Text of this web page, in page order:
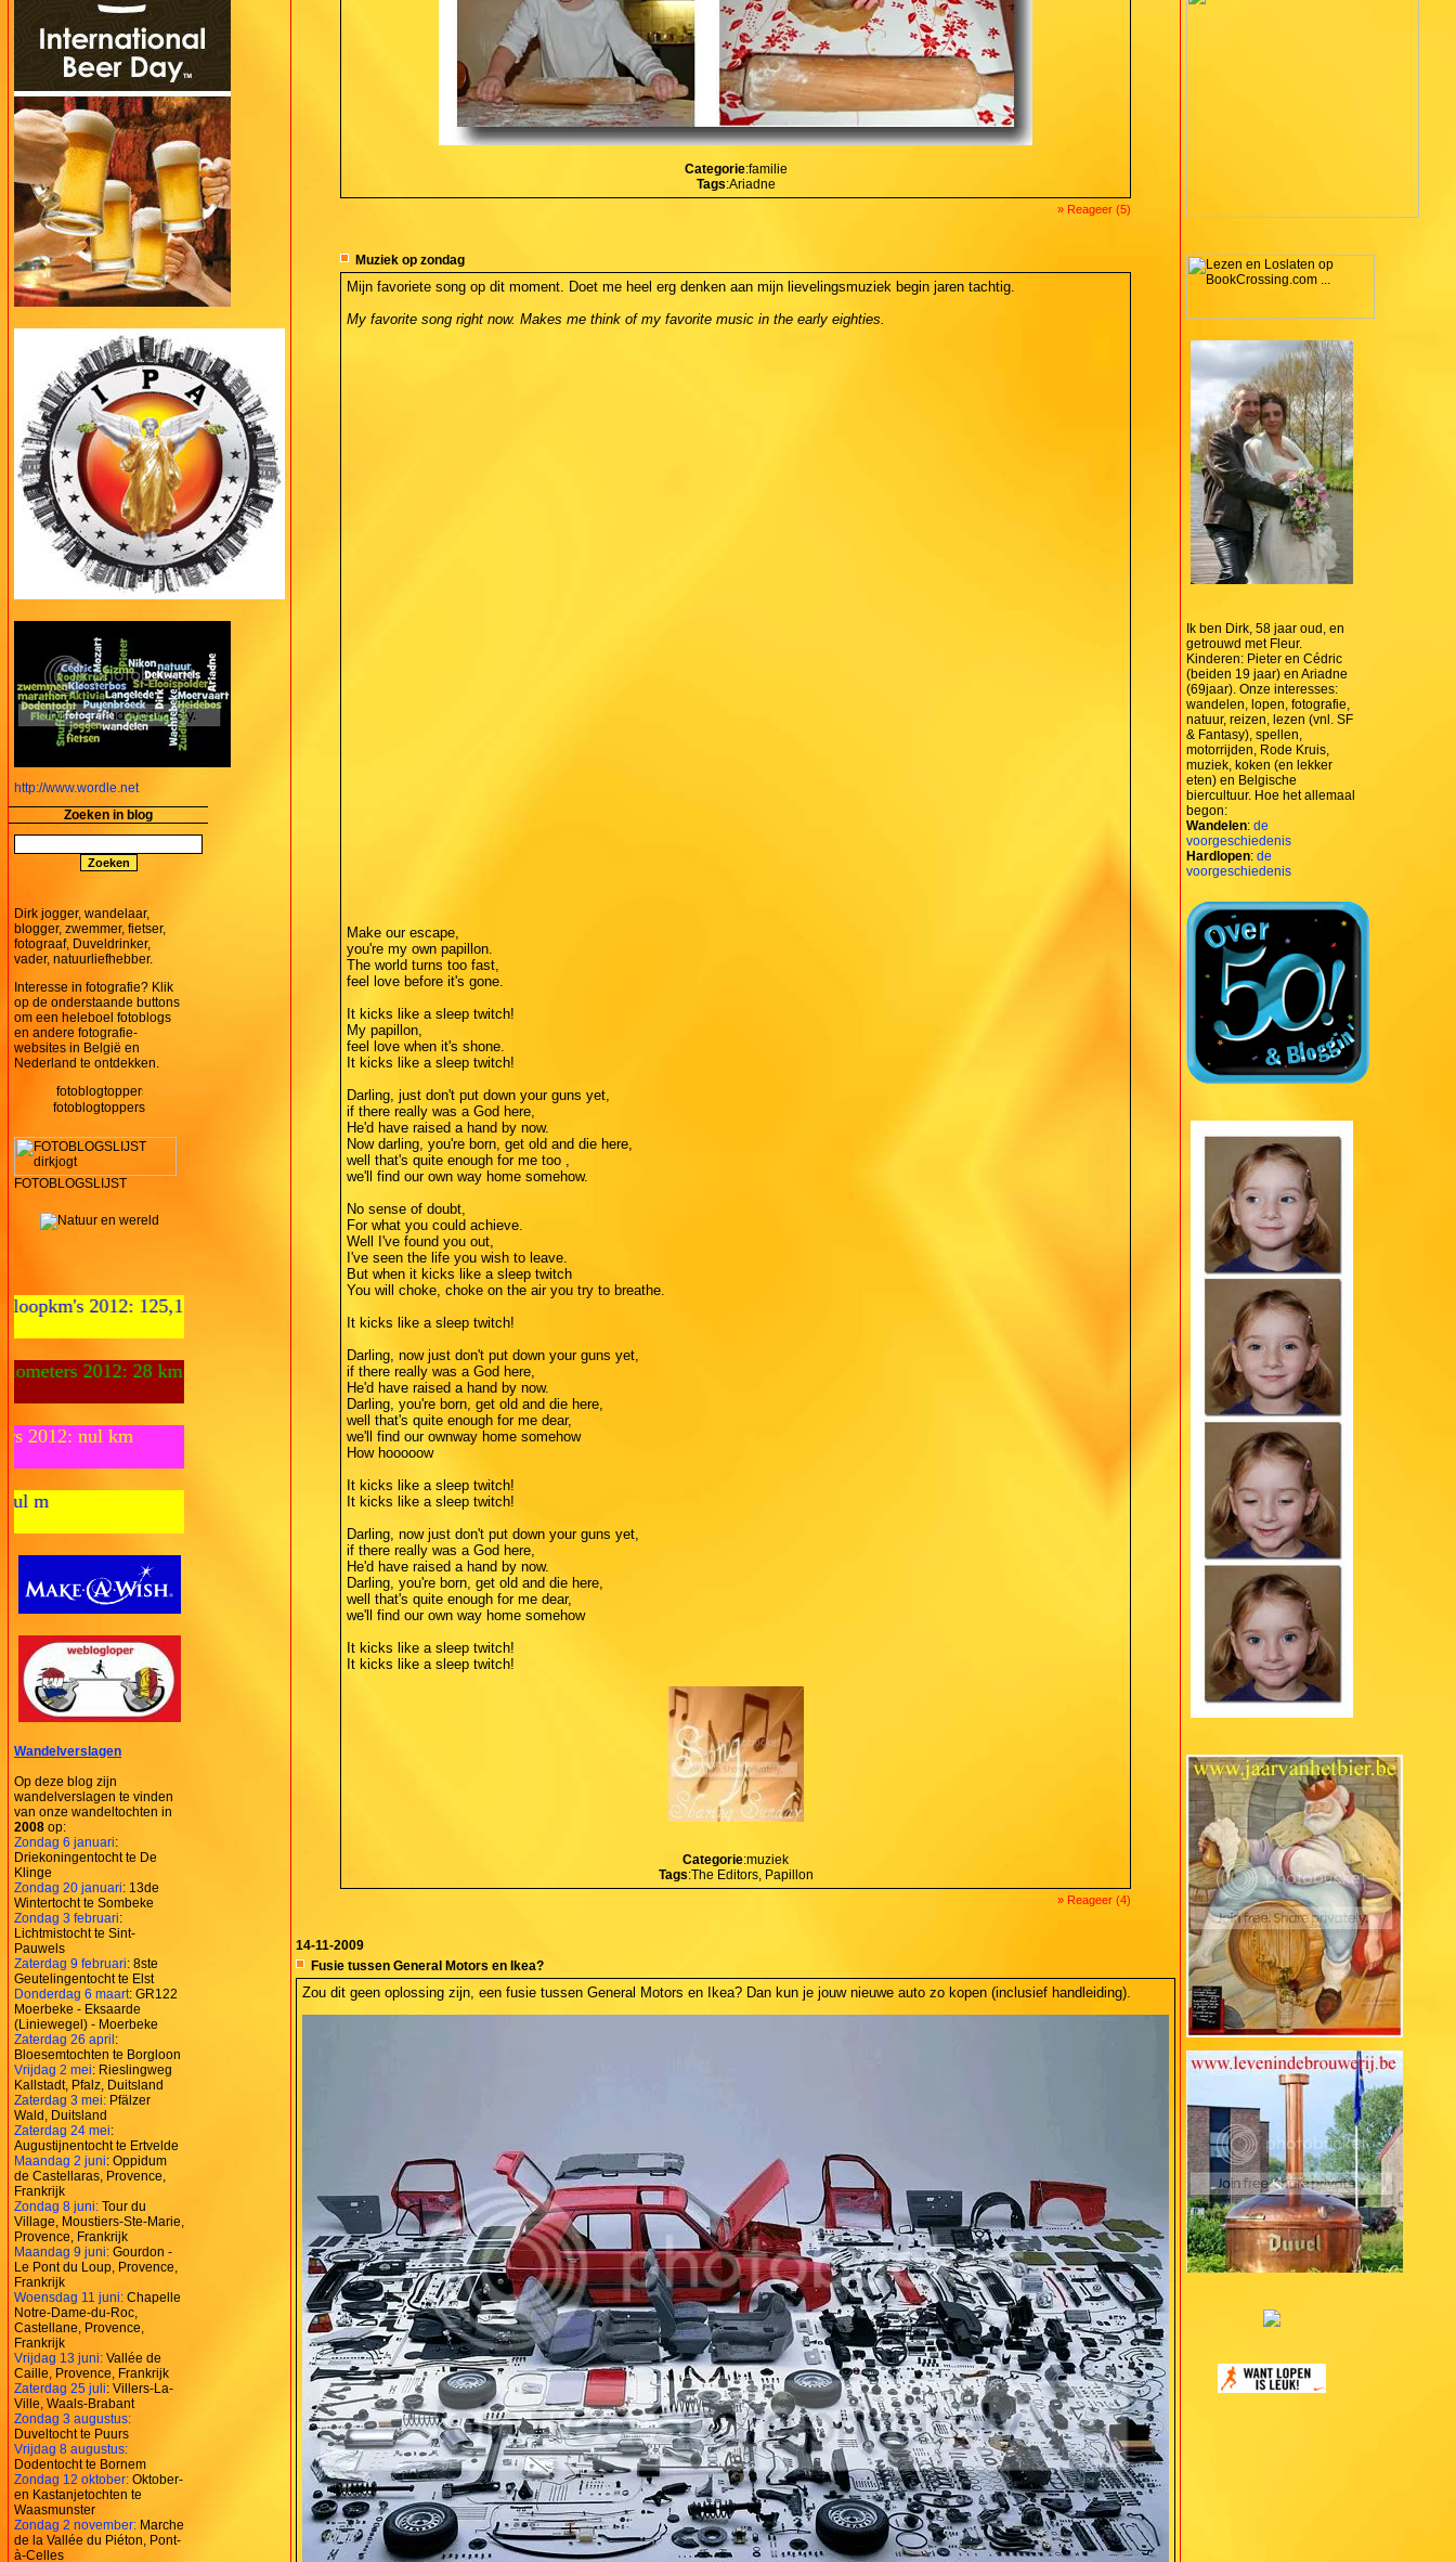
http://www.wordle.net
Zoeken in blog
Dirk jogger, wandelaar,
blogger, zwemmer, fietser,
fotograaf, Duveldrinker,
vader, natuurliefhebber.
Interesse in fotografie? Klik
op de onderstaande buttons
om een heleboel fotoblogs
en andere fotografie-
websites in België en
Nederland te ontdekken.
fotoblogtoppers
FOTOBLOGSLIJST
125,1 km
km
Fietskilometers 2012: nul km
Wandelverslagen
Op deze blog zijn
wandelverslagen te vinden
van onze wandeltochten in
2008 op:
Zondag 6 januari:
Driekoningentocht te De
Klinge
Zondag 20 januari: 13de
Wintertocht te Sombeke
Zondag 3 februari:
Lichtmistocht te Sint-
Pauwels
Zaterdag 9 februari: 8ste
Geutelingentocht te Elst
Donderdag 6 maart: GR122
Moerbeke - Eksaarde
(Liniewegel) - Moerbeke
Zaterdag 26 april:
Bloesemtochten te Borgloon
Vrijdag 2 mei: Rieslingweg
Kallstadt, Pfalz, Duitsland
Zaterdag 3 mei: Pfälzer
Wald, Duitsland
Zaterdag 24 mei:
Augustijnentocht te Ertvelde
Maandag 2 juni: Oppidum
de Castellaras, Provence,
Frankrijk
Zondag 8 juni: Tour du
Village, Moustiers-Ste-Marie,
Provence, Frankrijk
Maandag 9 juni: Gourdon -
Le Pont du Loup, Provence,
Frankrijk
Woensdag 11 juni: Chapelle
Notre-Dame-du-Roc,
Castellane, Provence,
Frankrijk
Vrijdag 13 juni: Vallée de
Caille, Provence, Frankrijk
Zaterdag 25 juli: Villers-La-
Ville, Waals-Brabant
Zondag 3 augustus:
Duveltocht te Puurs
Vrijdag 8 augustus:
Dodentocht te Bornem
Zondag 12 oktober: Oktober-
en Kastanjetochten te
Waasmunster
Zondag 2 november: Marche
de la Vallée du Piéton, Pont-
à-Celles
Categorie:familie
Tags:Ariadne
» Reageer (5)
Muziek op zondag
Mijn favoriete song op dit moment. Doet me heel erg denken aan mijn lievelingsmuziek begin jaren tachtig.
My favorite song right now. Makes me think of my favorite music in the early eighties.
Make our escape,
you're my own papillon.
The world turns too fast,
feel love before it's gone.
It kicks like a sleep twitch!
My papillon,
feel love when it's shone.
It kicks like a sleep twitch!
Darling, just don't put down your guns yet,
if there really was a God here,
He'd have raised a hand by now.
Now darling, you're born, get old and die here,
well that's quite enough for me too ,
we'll find our own way home somehow.
No sense of doubt,
For what you could achieve.
Well I've found you out,
I've seen the life you wish to leave.
But when it kicks like a sleep twitch
You will choke, choke on the air you try to breathe.
It kicks like a sleep twitch!
Darling, now just don't put down your guns yet,
if there really was a God here,
He'd have raised a hand by now.
Darling, you're born, get old and die here,
well that's quite enough for me dear,
we'll find our ownway home somehow
How hooooow
It kicks like a sleep twitch!
It kicks like a sleep twitch!
Darling, now just don't put down your guns yet,
if there really was a God here,
He'd have raised a hand by now.
Darling, you're born, get old and die here,
well that's quite enough for me dear,
we'll find our own way home somehow
It kicks like a sleep twitch!
It kicks like a sleep twitch!
Categorie:muziek
Tags:The Editors, Papillon
» Reageer (4)
14-11-2009
Fusie tussen General Motors en Ikea?
Zou dit geen oplossing zijn, een fusie tussen General Motors en Ikea? Dan kun je jouw nieuwe auto zo kopen (inclusief handleiding).
Ik ben Dirk, 58 jaar oud, en
getrouwd met Fleur.
Kinderen: Pieter en Cédric
(beiden 19 jaar) en Ariadne
(69jaar). Onze interesses:
wandelen, lopen, fotografie,
natuur, reizen, lezen (vnl. SF
& Fantasy), spellen,
motorrijden, Rode Kruis,
muziek, koken (en lekker
eten) en Belgische
biercultuur. Hoe het allemaal
begon:
Wandelen: de
voorgeschiedenis
Hardlopen: de
voorgeschiedenis